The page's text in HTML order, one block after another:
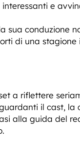
e
sua conduzione
di una
a riflettere
il cast,
alla guida del